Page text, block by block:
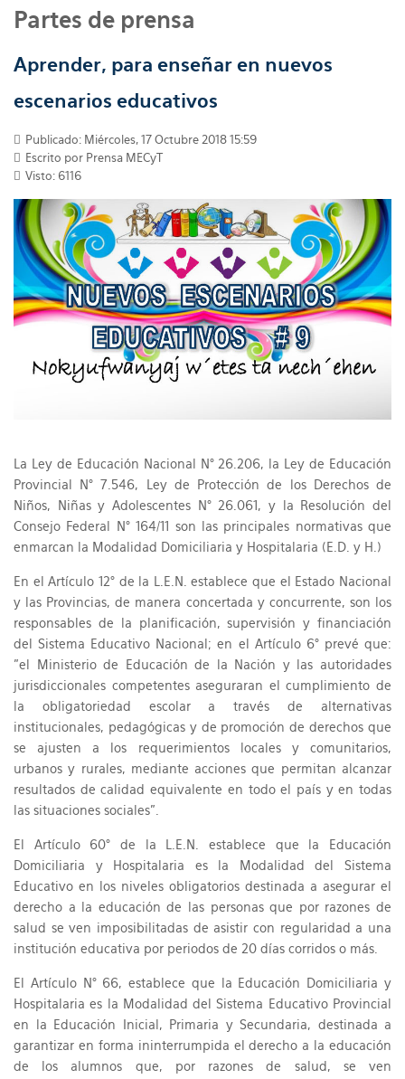
Partes de prensa
Aprender, para enseñar en nuevos
escenarios educativos
Publicado: Miércoles, 17 Octubre 2018 15:59
Escrito por Prensa MECyT
Visto: 6116
La Ley de Educación Nacional N° 26.206, la Ley de Educación
Provincial N° 7.546, Ley de Protección de los Derechos de
Niños, Niñas y Adolescentes N° 26.061, y la Resolución del
Consejo Federal N° 164/11 son las principales normativas que
enmarcan la Modalidad Domiciliaria y Hospitalaria (E.D. y H.)
En el Artículo 12° de la L.E.N. establece que el Estado Nacional
y las Provincias, de manera concertada y concurrente, son los
responsables de la planificación, supervisión y financiación
del Sistema Educativo Nacional; en el Artículo 6° prevé que:
"el Ministerio de Educación de la Nación y las autoridades
jurisdiccionales competentes aseguraran el cumplimiento de
la obligatoriedad escolar a través de alternativas
institucionales, pedagógicas y de promoción de derechos que
se ajusten a los requerimientos locales y comunitarios,
urbanos y rurales, mediante acciones que permitan alcanzar
resultados de calidad equivalente en todo el país y en todas
las situaciones sociales".
El Artículo 60° de la L.E.N. establece que la Educación
Domiciliaria y Hospitalaria es la Modalidad del Sistema
Educativo en los niveles obligatorios destinada a asegurar el
derecho a la educación de las personas que por razones de
salud se ven imposibilitadas de asistir con regularidad a una
institución educativa por periodos de 20 días corridos o más.
El Artículo N° 66, establece que la Educación Domiciliaria y
Hospitalaria es la Modalidad del Sistema Educativo Provincial
en la Educación Inicial, Primaria y Secundaria, destinada a
garantizar en forma ininterrumpida el derecho a la educación
de los alumnos que, por razones de salud, se ven